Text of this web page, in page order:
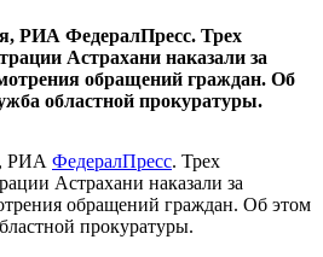
РИА ФедералПресс. Трех
Астрахани наказали за
обращений граждан. Об
областной прокуратуры.
РИА ФедералПресс. Трех
Астрахани наказали за
обращений граждан. Об этом
прокуратуры.